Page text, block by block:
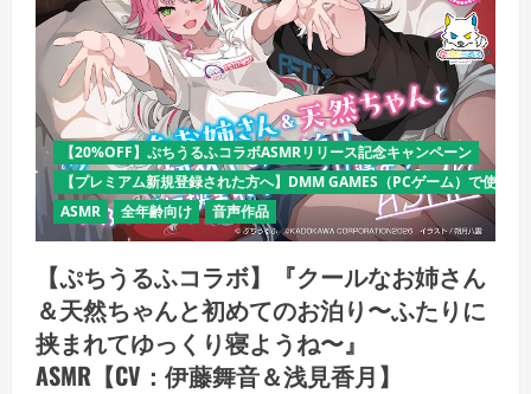
【20%OFF】ぷちうるふコラボASMRリリース記念キャンペーン
【プレミアム新規登録された方へ】DMM GAMES（PCゲーム）で使え
ASMR
全年齢向け 音声作品
【ぷちうるふコラボ】『クールなお姉さん
＆天然ちゃんと初めてのお泊り〜ふたりに
挟まれてゆっくり寝ようね〜』
ASMR【CV：伊藤舞音＆浅見香月】